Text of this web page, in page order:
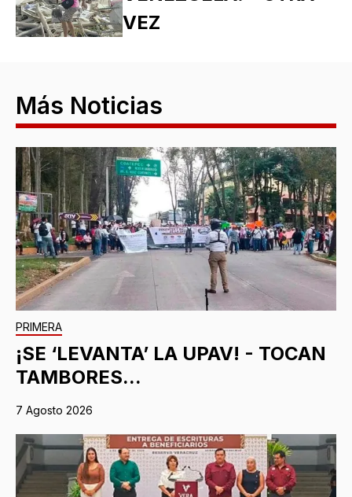
VEZ
Más Noticias
PRIMERA
¡SE ‘LEVANTA’ LA UPAV! - TOCAN
TAMBORES...
7 Agosto 2026